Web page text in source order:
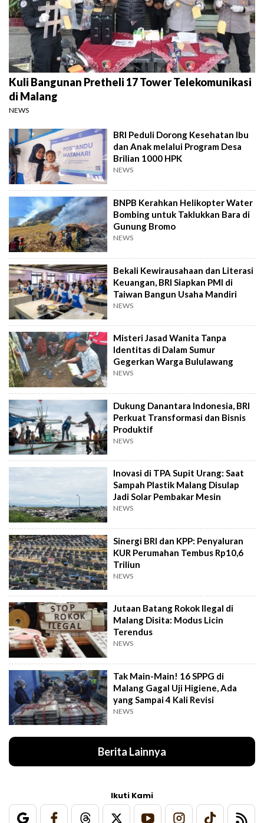
Kuli Bangunan Pretheli 17 Tower Telekomunikasi
di Malang
NEWS
BRI Peduli Dorong Kesehatan Ibu
dan Anak melalui Program Desa
Brilian 1000 HPK
NEWS
BNPB Kerahkan Helikopter Water
Bombing untuk Taklukkan Bara di
Gunung Bromo
NEWS
Bekali Kewirausahaan dan Literasi
Keuangan, BRI Siapkan PMI di
Taiwan Bangun Usaha Mandiri
NEWS
Misteri Jasad Wanita Tanpa
Identitas di Dalam Sumur
Gegerkan Warga Bululawang
NEWS
Dukung Danantara Indonesia, BRI
Perkuat Transformasi dan Bisnis
Produktif
NEWS
Inovasi di TPA Supit Urang: Saat
Sampah Plastik Malang Disulap
Jadi Solar Pembakar Mesin
NEWS
Sinergi BRI dan KPP: Penyaluran
KUR Perumahan Tembus Rp10,6
Triliun
NEWS
Jutaan Batang Rokok Ilegal di
Malang Disita: Modus Licin
Terendus
NEWS
Tak Main-Main! 16 SPPG di
Malang Gagal Uji Higiene, Ada
yang Sampai 4 Kali Revisi
NEWS
Berita Lainnya
Ikuti Kami